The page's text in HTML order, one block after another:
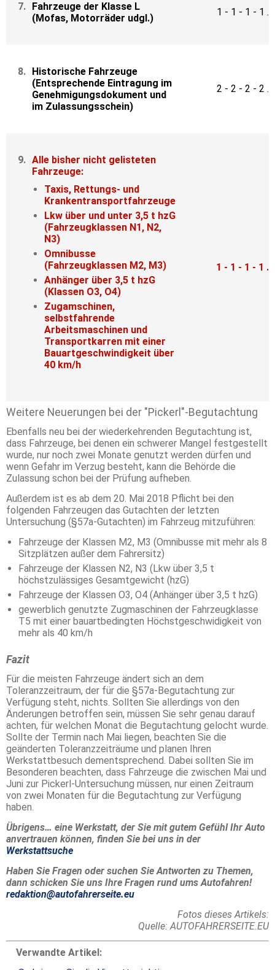
7. Fahrzeuge der Klasse L
(Mofas, Motorräder udgl.)
1 - 1 - 1 - 1 ...
8. Historische Fahrzeuge
(Entsprechende Eintragung im
Genehmigungsdokument und
im Zulassungsschein)
2 - 2 - 2 - 2 ...
9. Alle bisher nicht gelisteten
Fahrzeuge:
Taxis, Rettungs- und
Krankentransportfahrzeuge
Lkw über und unter 3,5 t hzG
(Fahrzeugklassen N1, N2,
N3)
Omnibusse
(Fahrzeugklassen M2, M3)
Anhänger über 3,5 t hzG
(Klassen O3, O4)
Zugamschinen,
selbstfahrende
Arbeitsmaschinen und
Transportkarren mit einer
Bauartgeschwindigkeit über
40 km/h
1 - 1 - 1 - 1 ...
Weitere Neuerungen bei der "Pickerl"-Begutachtung
Ebenfalls neu bei der wiederkehrenden Begutachtung ist,
dass Fahrzeuge, bei denen ein schwerer Mangel festgestellt
wurde, nur noch zwei Monate genutzt werden dürfen und
wenn Gefahr im Verzug besteht, kann die Behörde die
Zulassung schon bei der Prüfung aufheben.
Außerdem ist es ab dem 20. Mai 2018 Pflicht bei den
folgenden Fahrzeugen das Gutachten der letzten
Untersuchung (§57a-Gutachten) im Fahrzeug mitzuführen:
Fahrzeuge der Klassen M2, M3 (Omnibusse mit mehr als 8
Sitzplätzen außer dem Fahrersitz)
Fahrzeuge der Klassen N2, N3 (Lkw über 3,5 t
höchstzulässiges Gesamtgewicht (hzG)
Fahrzeuge der Klassen O3, O4 (Anhänger über 3,5 t hzG)
gewerblich genutzte Zugmaschinen der Fahrzeugklasse
T5 mit einer bauartbedingten Höchstgeschwidigkeit von
mehr als 40 km/h
Fazit
Für die meisten Fahrzeuge ändert sich an dem
Toleranzzeitraum, der für die §57a-Begutachtung zur
Verfügung steht, nichts. Sollten Sie allerdings von den
Änderungen betroffen sein, müssen Sie sehr genau darauf
achten, für welchen Monat die Begutachtung gelocht wurde.
Sollte der Termin nach Mai liegen, beachten Sie die
geänderten Toleranzzeiträume und planen Ihren
Werkstattbesuch dementsprechend. Dabei sollten Sie im
Besonderen beachten, dass Fahrzeuge die zwischen Mai und
Juni zur Pickerl-Untersuchung müssen, nur einen Zeitraum
von zwei Monaten für die Begutachtung zur Verfügung
haben.
Übrigens… eine Werkstatt, der Sie mit gutem Gefühl Ihr Auto
anvertrauen können, finden Sie bei uns in der
Werkstattsuche
Haben Sie Fragen oder suchen Sie Antworten zu Themen,
dann schicken Sie uns Ihre Fragen rund ums Autofahren!
redaktion@autofahrerseite.eu
Fotos dieses Artikels:
Quelle: AUTOFAHRERSEITE.EU
Verwandte Artikel: